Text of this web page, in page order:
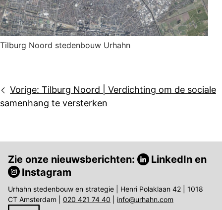
Tilburg Noord stedenbouw Urhahn
Bericht
navigatie
Vorige: Tilburg Noord | Verdichting om de sociale
samenhang te versterken
Zie onze nieuwsberichten: LinkedIn en
Instagram
Urhahn stedenbouw en strategie | Henri Polaklaan 42 | 1018
CT Amsterdam | 020 421 74 40 info@urhahn.com